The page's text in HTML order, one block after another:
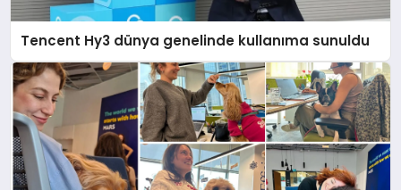
Tencent Hy3 dünya genelinde kullanıma sunuldu